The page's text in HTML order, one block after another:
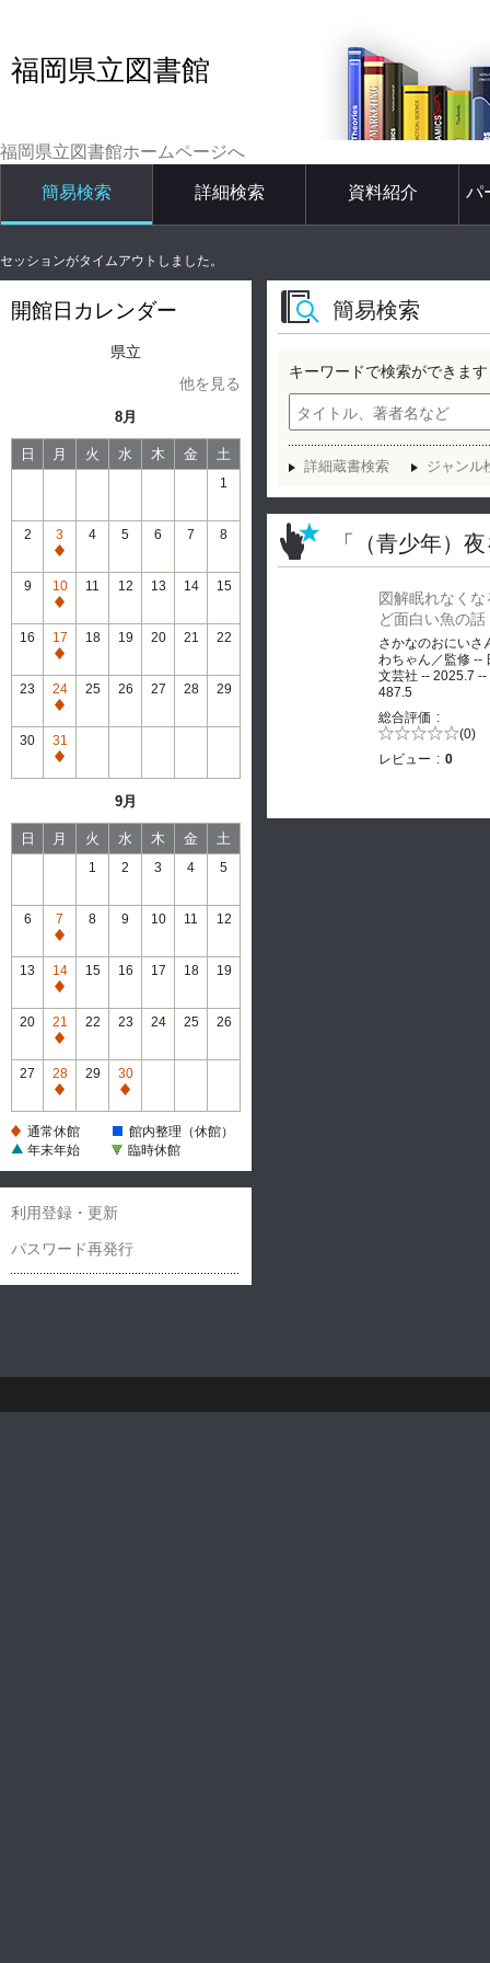
福岡県立図書館
福岡県立図書館ホームページへ
簡易検索 詳細検索 資料紹介 パ
セッションがタイムアウトしました。
開館日カレンダー
県立
他を見る
8月
日 月 火 水 木 金 土
1
2
3
通
常
休
館
4 5 6 7 8
9
10
通
常
休
館
11 12 13 14 15
16
17
通
常
休
館
18 19 20 21 22
23
24
通
常
休
館
25 26 27 28 29
30
31
通
館
9月
日 月 火 水 木 金 土
1 2 3 4 5
6
7
通
常
休
館
8 9 10 11 12
13
14
通
常
休
館
15 16 17 18 19
20
21
通
常
休
館
22 23 24 25 26
27
28
通
休
29
30
通
休
通常休館
館内整理（休館）
年末年始
臨時休館
利用登録・更新
パスワード再発行
簡易検索
キーワードで検索ができます
詳細蔵書検索 ジャンル
「（青少年）
図解眠れなくな
ど面白い魚の話
さかなのおにいさ
わちゃん／監修 --
文芸社 -- 2025.7 --
487.5
総合評価
5段階評価の (0)
レビュー
0